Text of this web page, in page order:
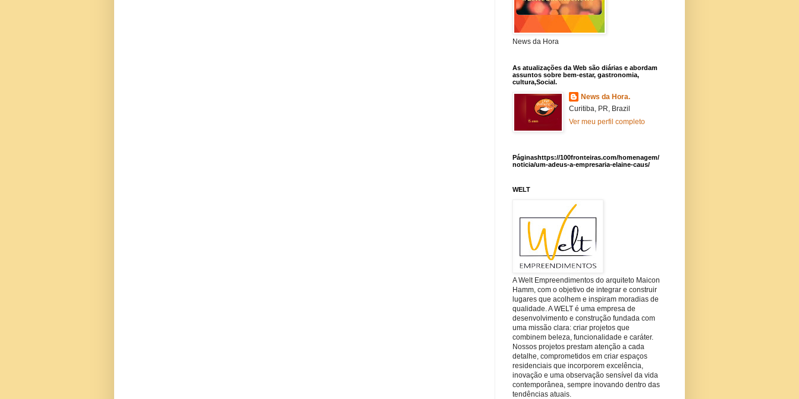
News da Hora
As atualizações da Web são diárias e abordam
assuntos sobre bem-estar, gastronomia,
cultura,Social.
News da Hora.
Curitiba, PR, Brazil
Ver meu perfil completo
Páginashttps://100fronteiras.com/homenagem/
noticia/um-adeus-a-empresaria-elaine-caus/
WELT
A Welt Empreendimentos do arquiteto Maicon
Hamm, com o objetivo de integrar e construir
lugares que acolhem e inspiram moradias de
qualidade. A WELT é uma empresa de
desenvolvimento e construção fundada com
uma missão clara: criar projetos que
combinem beleza, funcionalidade e caráter.
Nossos projetos prestam atenção a cada
detalhe, comprometidos em criar espaços
residenciais que incorporem excelência,
inovação e uma observação sensível da vida
contemporânea, sempre inovando dentro das
tendências atuais.